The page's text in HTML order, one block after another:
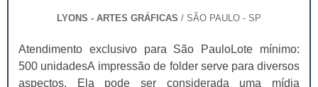
LYONS - ARTES GRÁFICAS / SÃO PAULO - SP
Atendimento exclusivo para São PauloLote mínimo:
500 unidadesA impressão de folder serve para diversos
aspectos. Ela pode ser considerada uma mídia